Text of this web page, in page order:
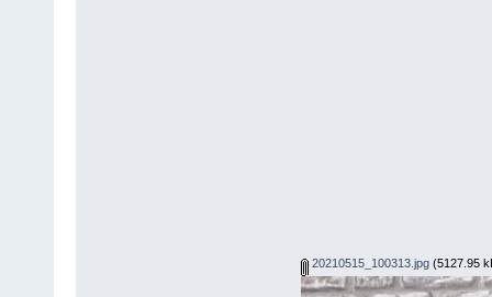
20210515_100313.jpg(5127.95